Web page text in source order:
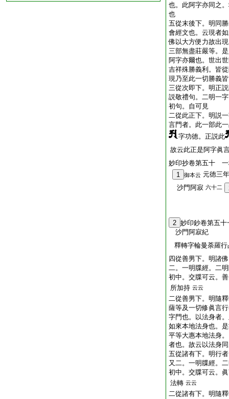
也。此阿字亦同之
也
五從末後下。明同
會經文也。云現者
佛以大方便力故出
三部無盡莊嚴等。
阿字亦爾也。世出
吉祥殊勝義利。皆
現乃至此一切勝義
三從次即下。明正
説敬禮句。二明一
初句。自可見
二從此正下。明説
言門者。此一部此
字功徳。正説此
故云此正是阿字眞
妙印抄卷第五十 一
1
御本云 元徳三年
沙門阿寂 六十二
2 妙印鈔卷第五十
沙門阿寂紀
釋轉字輪曼荼羅
四從善男下。明諸
二。一明牒經。二
初中。交牒可云。
所加持 云云
二從善男下。明隨
薩等及一切修眞言
字門也。以法身者
如來本地法身也。
平等大惠本地法身
者也。故云以法身
五從諸有下。明行
又二。一明牒經。
初中。交牒可云。
法轉 云云
二從諸有下。明隨